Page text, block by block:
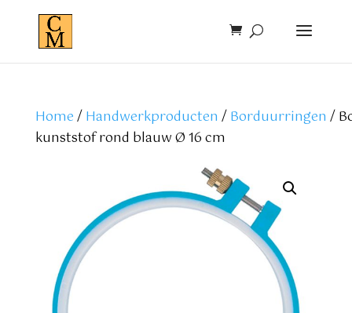
Home/Handwerkproducten /Borduurringen /
kunststof rond blauw Ø 16 cm